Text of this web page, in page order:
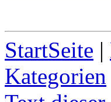
StartSeite |
Kategorien